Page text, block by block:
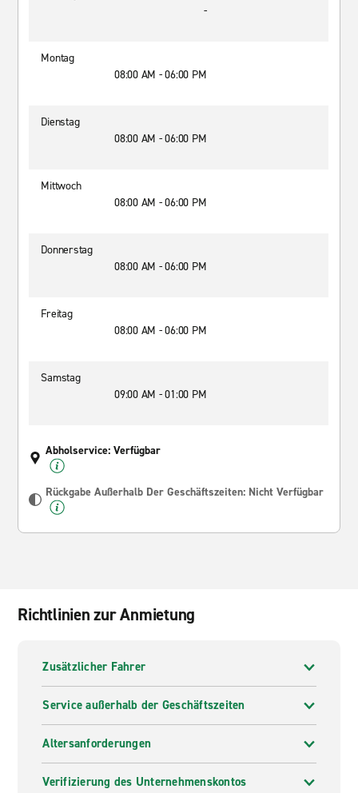
-
Montag
08:00 AM - 06:00 PM
Dienstag
08:00 AM - 06:00 PM
Mittwoch
08:00 AM - 06:00 PM
Donnerstag
08:00 AM - 06:00 PM
Freitag
08:00 AM - 06:00 PM
Samstag
09:00 AM - 01:00 PM
Abholservice: Verfügbar
Rückgabe Außerhalb Der Geschäftszeiten: Nicht Verfügbar
Richtlinien zur Anmietung
Zusätzlicher Fahrer
Service außerhalb der Geschäftszeiten
Altersanforderungen
Verifizierung des Unternehmenskontos